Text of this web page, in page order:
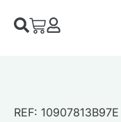
REF: 10907813B97E